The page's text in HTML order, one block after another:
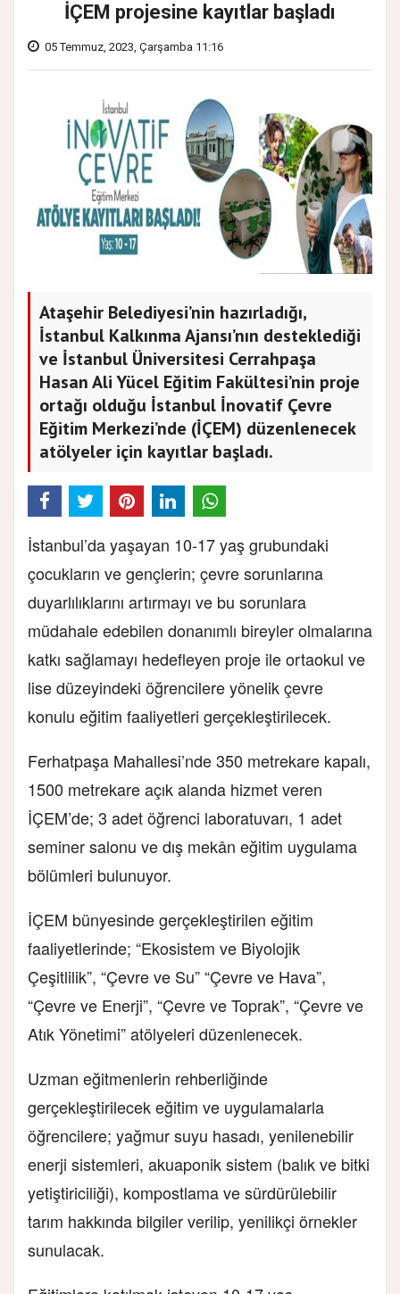
İÇEM projesine kayıtlar başladı
05 Temmuz, 2023, Çarşamba 11:16
Ataşehir Belediyesi’nin hazırladığı,
İstanbul Kalkınma Ajansı’nın desteklediği
ve İstanbul Üniversitesi Cerrahpaşa
Hasan Ali Yücel Eğitim Fakültesi’nin proje
ortağı olduğu İstanbul İnovatif Çevre
Eğitim Merkezi’nde (İÇEM) düzenlenecek
atölyeler için kayıtlar başladı.
İstanbul’da yaşayan 10-17 yaş grubundaki
çocukların ve gençlerin; çevre sorunlarına
duyarlılıklarını artırmayı ve bu sorunlara
müdahale edebilen donanımlı bireyler olmalarına
katkı sağlamayı hedefleyen proje ile ortaokul ve
lise düzeyindeki öğrencilere yönelik çevre
konulu eğitim faaliyetleri gerçekleştirilecek.
Ferhatpaşa Mahallesi’nde 350 metrekare kapalı,
1500 metrekare açık alanda hizmet veren
İÇEM’de; 3 adet öğrenci laboratuvarı, 1 adet
seminer salonu ve dış mekân eğitim uygulama
bölümleri bulunuyor.
İÇEM bünyesinde gerçekleştirilen eğitim
faaliyetlerinde; “Ekosistem ve Biyolojik
Çeşitlilik”, “Çevre ve Su” “Çevre ve Hava”,
“Çevre ve Enerji”, “Çevre ve Toprak”, “Çevre ve
Atık Yönetimi” atölyeleri düzenlenecek.
Uzman eğitmenlerin rehberliğinde
gerçekleştirilecek eğitim ve uygulamalarla
öğrencilere; yağmur suyu hasadı, yenilenebilir
enerji sistemleri, akuaponik sistem (balık ve bitki
yetiştiriciliği), kompostlama ve sürdürülebilir
tarım hakkında bilgiler verilip, yenilikçi örnekler
sunulacak.